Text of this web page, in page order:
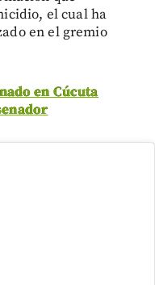
el cual ha
en el gremio
en Cúcuta